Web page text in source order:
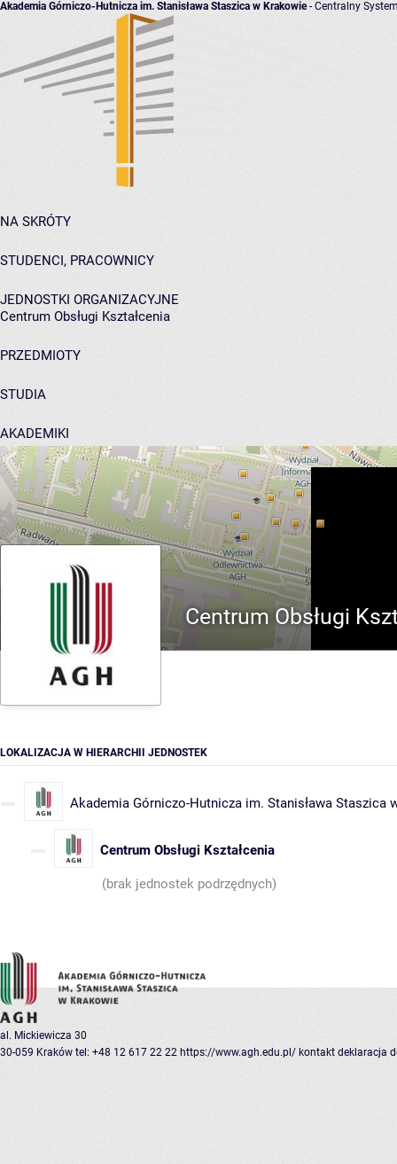
Akademia Górniczo-Hutnicza im. Stanisława Staszica w Krakowie- Centralny
NA SKRÓTY
STUDENCI, PRACOWNICY
JEDNOSTKI ORGANIZACYJNE
Centrum Obsługi Kształcenia
PRZEDMIOTY
STUDIA
AKADEMIKI
POMOC
Centrum Obsługi
LOKALIZACJA W HIERARCHII JEDNOSTEK
Akademia Górniczo-Hutnicza im. Stanisława Staszica
Centrum Obsługi Kształcenia
(brak jednostek podrzędnych)
al. Mickiewicza 30
30-059 Kraków tel: +48 12 617 22 22 https://www.agh.edu.pl/ kontakt deklaracja